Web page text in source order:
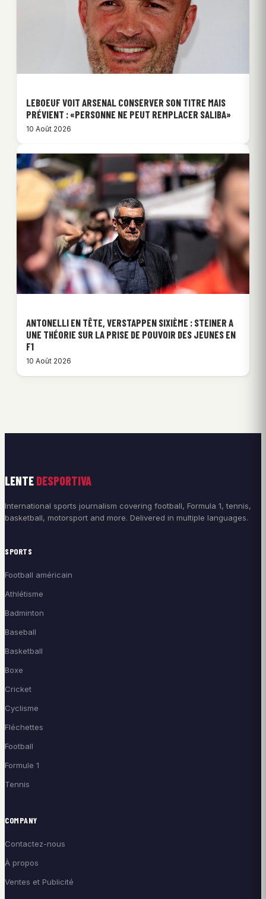
LEBOEUF VOIT ARSENAL CONSERVER SON TITRE MAIS
PRÉVIENT : «PERSONNE NE PEUT REMPLACER SALIBA»
10 Août 2026
ANTONELLI EN TÊTE, VERSTAPPEN SIXIÈME : STEINER A
UNE THÉORIE SUR LA PRISE DE POUVOIR DES JEUNES EN
F1
10 Août 2026
LENTE DESPORTIVA
International sports journalism covering football, Formula 1, tennis,
basketball, motorsport and more. Delivered in multiple languages.
SPORTS
Football américain
Athlétisme
Badminton
Baseball
Basketball
Boxe
Cricket
Cyclisme
Fléchettes
Football
Formule 1
Tennis
COMPANY
Contactez-nous
À propos
Ventes et Publicité